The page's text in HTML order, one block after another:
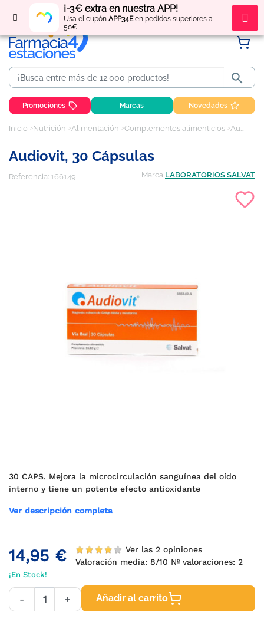
¡-3€ extra en nuestra APP!
Usa el cupón APP34Een pedidos superiores a
50€
Regístratey obténpuntos por tus compras

Promociones Marcas Novedades
Inicio Nutrición Alimentación Complementos alimenticios Audiovit, 30 cápsulas
Audiovit, 30 Cápsulas
Referencia: 166149 Marca LABORATORIOS SALVAT
30 CAPS. Mejora la microcirculación sanguínea del oído
interno y tiene un potente efecto antioxidante
Ver descripción completa
14,95 €
Ver las 2 opiniones
Valoración media:8/10 Nº valoraciones:2
¡En Stock!
- + Añadir al carrito